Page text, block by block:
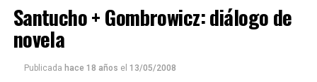
Santucho + Gombrowicz: diálogo de
novela
Publicada hace 18 años el 13/05/2008